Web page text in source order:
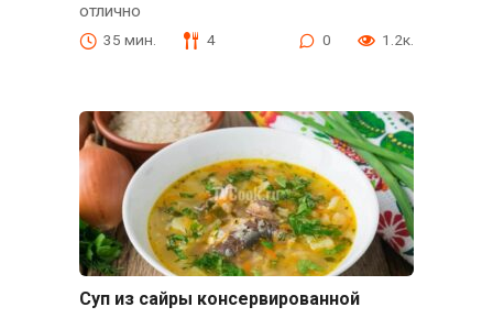
отлично
35 мин. 4 0 1.2к.
Суп из сайры консервированной